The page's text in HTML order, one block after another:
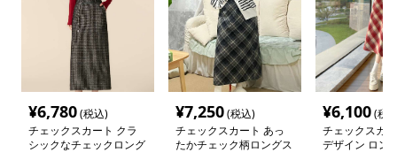
¥6,780(税込)
チェックスカート クラ
シックなチェックロング
¥7,250(税込)
チェックスカート あっ
たかチェック柄ロングス
¥6,100(税
チェックスカ
デザイン ロン